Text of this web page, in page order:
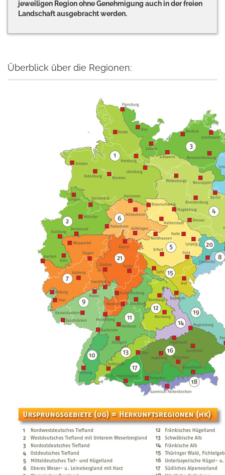
jeweiligen Region ohne Genehmigung auch in der freien
Landschaft ausgebracht werden.
Überblick über die Regionen: